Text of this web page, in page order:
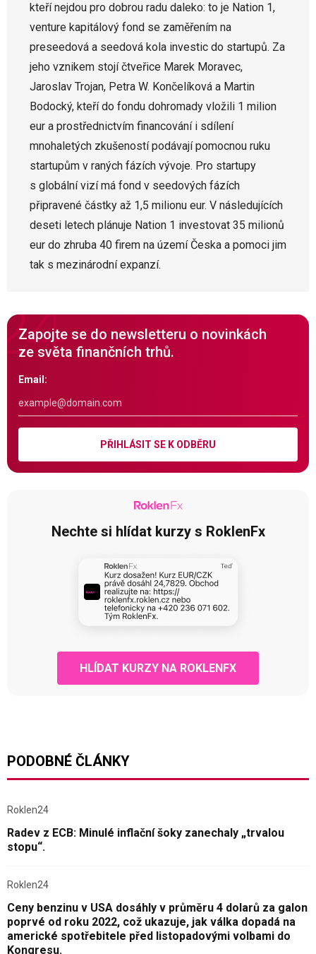
kteří nejdou pro dobrou radu daleko: to je Nation 1,
venture kapitálový fond se zaměřením na
preseedová a seedová kola investic do startupů. Za
jeho vznikem stojí čtveřice Marek Moravec,
Jaroslav Trojan, Petra W. Končelíková a Martin
Bodocký, kteří do fondu dohromady vložili 1 milion
eur a prostřednictvím financování i sdílení
mnohaletých zkušeností podávají pomocnou ruku
startupům v raných fázích vývoje. Pro startupy
s globální vizí má fond v seedových fázích
připravené částky až 1,5 milionu eur. V následujících
deseti letech plánuje Nation 1 investovat 35 milionů
eur do zhruba 40 firem na území Česka a pomoci jim
tak s mezinárodní expanzí.
Zapojte se do newsletteru o novinkách
ze světa finančních trhů.
Email:
PŘIHLÁSIT SE K ODBĚRU
Nechte si hlídat kurzy s RoklenFx
HLÍDAT KURZY NA ROKLENFX
PODOBNÉ ČLÁNKY
Roklen24
Radev z ECB: Minulé inflační šoky zanechaly „trvalou
stopu“.
Roklen24
Ceny benzinu v USA dosáhly v průměru 4 dolarů za galon
poprvé od roku 2022, což ukazuje, jak válka dopadá na
americké spotřebitele před listopadovými volbami do
Kongresu.